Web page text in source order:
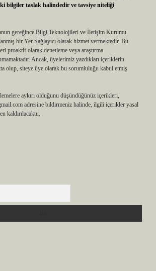
bilgiler taslak halindedir ve tavsiye niteliği
gereğince Bilgi Teknolojileri ve İletişim Kurumu
bir Yer Sağlayıcı olarak hizmet vermektedir. Bu
proaktif olarak denetleme veya araştırma
Ancak, üyelerimiz yazdıkları içeriklerin
olup, siteye üye olarak bu sorumluluğu kabul etmiş
aykırı olduğunu düşündüğünüz içerikleri,
adresine bildirmeniz halinde, ilgili içerikler yasal
kaldırılacaktır.